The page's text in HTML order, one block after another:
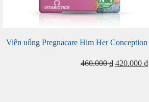
Viên uống Pregnacare Him Her
460.000₫ Giá
420.000 ₫